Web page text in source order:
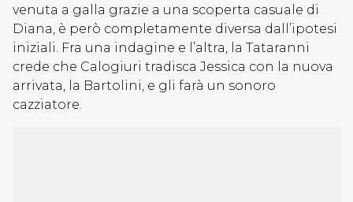
venuta a galla grazie a una scoperta casuale di
Diana, è però completamente diversa dall’ipotesi
iniziali. Fra una indagine e l’altra, la Tataranni
crede che Calogiuri tradisca Jessica con la nuova
arrivata, la Bartolini, e gli farà un sonoro
cazziatore.